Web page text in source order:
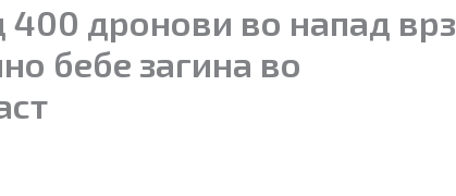
дронови во напад врз
бебе загина во